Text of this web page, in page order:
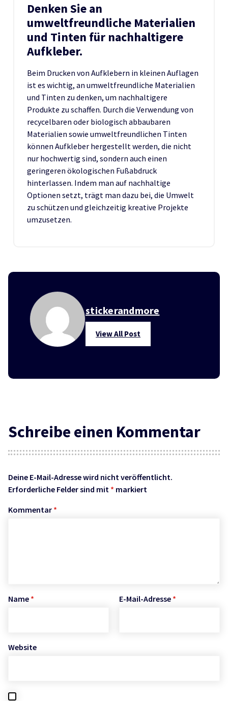
Denken Sie an
umweltfreundliche Materialien
und Tinten für nachhaltigere
Aufkleber.
Beim Drucken von Aufklebern in kleinen Auflagen
ist es wichtig, an umweltfreundliche Materialien
und Tinten zu denken, um nachhaltigere
Produkte zu schaffen. Durch die Verwendung von
recycelbaren oder biologisch abbaubaren
Materialien sowie umweltfreundlichen Tinten
können Aufkleber hergestellt werden, die nicht
nur hochwertig sind, sondern auch einen
geringeren ökologischen Fußabdruck
hinterlassen. Indem man auf nachhaltige
Optionen setzt, trägt man dazu bei, die Umwelt
zu schützen und gleichzeitig kreative Projekte
umzusetzen.
stickerandmore
View All Post
Schreibe einen Kommentar
Deine E-Mail-Adresse wird nicht veröffentlicht.
Erforderliche Felder sind mit * markiert
Kommentar *
Name * E-Mail-Adresse *
Website